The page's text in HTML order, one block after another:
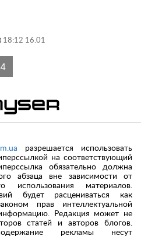
18:12 16.01
4
разрешается использовать
на соответствующий
обязательно должна
абзаца вне зависимости от
использования материалов.
будет расцениваться как
прав интеллектуальной
Редакция может не
статей и авторов блогов.
рекламы несут